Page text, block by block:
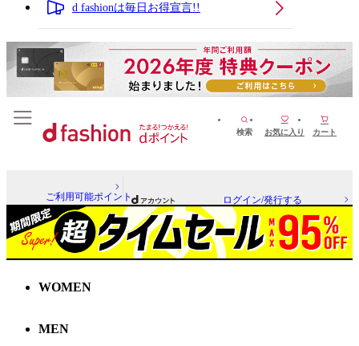
d fashionは毎日お得宣言!!
検索 お気に入り カート
ご利用可能ポイント ログイン/発行する
WOMEN
MEN